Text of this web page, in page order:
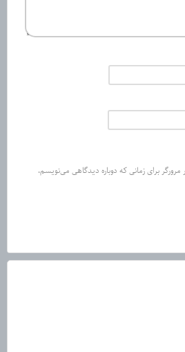
برای زمانی که دوباره دیدگاهی می‌نویسم.